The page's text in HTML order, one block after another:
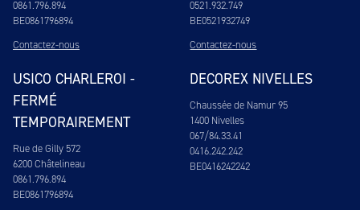
0861.796.894
BE0861796894
Contactez-nous
0521.932.749
BE0521932749
Contactez-nous
USICO CHARLEROI -
FERMÉ
TEMPORAIREMENT
Rue de Gilly 572
6200 Châtelineau
0861.796.894
BE0861796894
DECOREX NIVELLES
Chaussée de Namur 95
1400 Nivelles
067/84.33.41
0416.242.242
BE0416242242